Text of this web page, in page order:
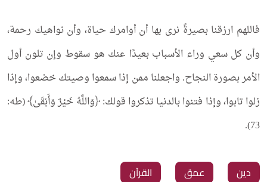
فاللهم ارزقنا بصيرةً نرى بها أن أوامرك حياة، وأن نواهيك رحمة،
وأن كل سعي وراء الأسباب بعيدًا عنك هو سقوط وإن تلون أول
الأمر بصورة النجاح. واجعلنا ممن إذا سمعوا وصيتك خضعوا، وإذا
زلوا تابوا، وإذا فتنوا بالدنيا تذكروا قولك: ﴿وَاللَّهُ خَيْرٌ وَأَبْقَىٰ﴾ (طه:
73).
دين عمق القرآن